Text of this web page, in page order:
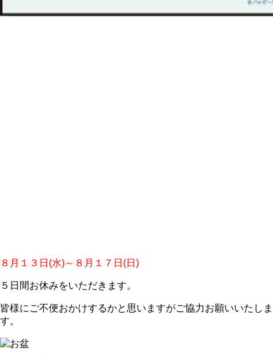
８月１３日(水)～８月１７日(日)
５日間お休みをいただきます。
皆様にご不便おかけするかと思いますがご協力お願いいたしま
す。